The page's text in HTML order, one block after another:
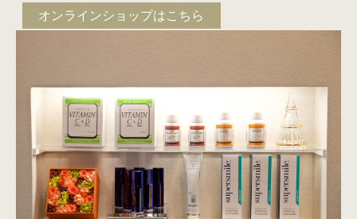
オンラインショップはこちら